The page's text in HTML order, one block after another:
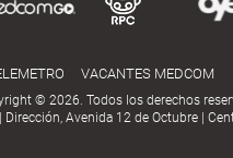
VACANTES MEDCOM
© 2026. Todos los derechos
Avenida 12 de Octubre |